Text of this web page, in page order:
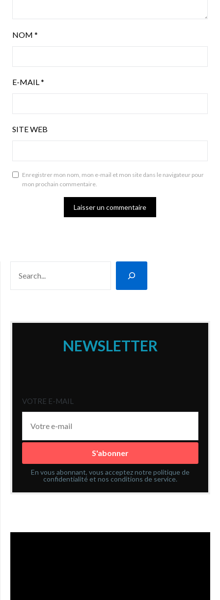
NOM *
E-MAIL*
SITE WEB
Enregistrer mon nom, mon e-mail et mon site dans le navigateur pour
mon prochain commentaire.
NEWSLETTER
VOTRE E-MAIL
En vous abonnant, vous acceptez notre politique de
confidentialité et nos conditions de service.